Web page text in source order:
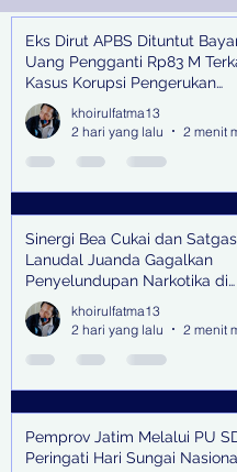
Eks Dirut APBS Dituntut
Uang Pengganti Rp83 M
Kasus Korupsi Pengerukan
Tanjung Perak
khoirulfatma13
2 hari yang lalu
Sinergi Bea Cukai dan
Lanudal Juanda Gagalkan
Penyelundupan Narkotika di
Bandara Juanda
khoirulfatma13
2 hari yang lalu
Pemprov Jatim Melalui PU
Peringati Hari Sungai